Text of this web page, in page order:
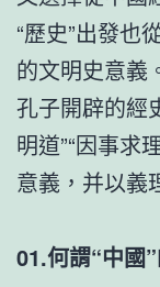
“歷史”出發也
的文明史意義
孔子開辟的經
明道”“因事求
意義，并以義
01.何謂“中國